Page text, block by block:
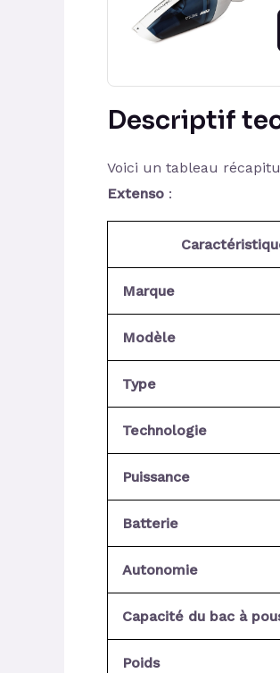
Descriptif
Voici un tableau
Extenso :
Marque
Modèle
Type
Technologie
Puissance
Batterie
Autonomie
Capacité du bac à
Poids